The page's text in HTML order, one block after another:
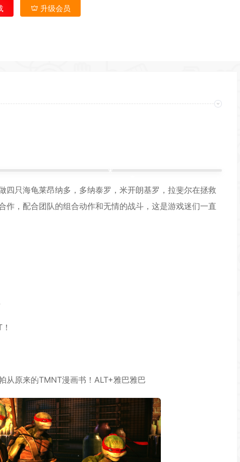
升级会员
只海龟莱昂纳多，多纳泰罗，米开朗基罗，拉斐尔在拯救
，配合团队的组合动作和无情的战斗，这是游戏迷们一直
从原来的TMNT漫画书！ALT+雅巴雅巴
*